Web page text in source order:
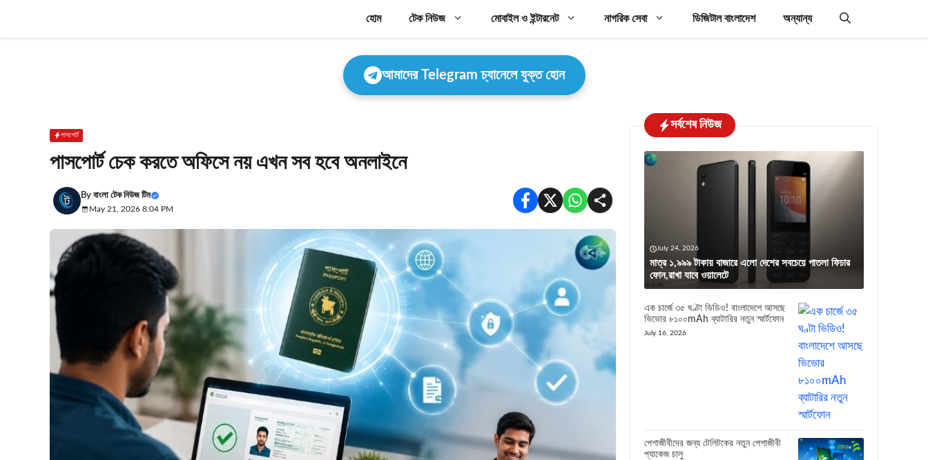
content
হোম টেক নিউজ মোবাইল ও ইন্টারনেট নাগরিক সেবা ডিজিটাল বাংলাদেশ অন্যান্য
আমাদের Telegram চ্যানেলে যুক্ত হোন
পাসপোর্ট
পাসপোর্ট চেক করতে অফিসে নয় এখন সব হবে অনলাইনে
By বাংলা টেক নিউজ টিম
May 21, 2026 8:04 PM
সর্বশেষ নিউজ
July 24, 2026
মাত্র ১,৯৯৯ টাকায় বাজারে এলো দেশের সবচেয়ে পাতলা ফিচার
ফোন,রাখা যাবে ওয়ালেটে
এক চার্জে ৩৫ ঘণ্টা ভিডিও! বাংলাদেশে আসছে
ভিভোর ৮১০০mAh ব্যাটারির নতুন স্মার্টফোন
July 16, 2026
পেশাজীবীদের জন্য টেলিটকের নতুন পেশাজীবী
প্যাকেজ চালু